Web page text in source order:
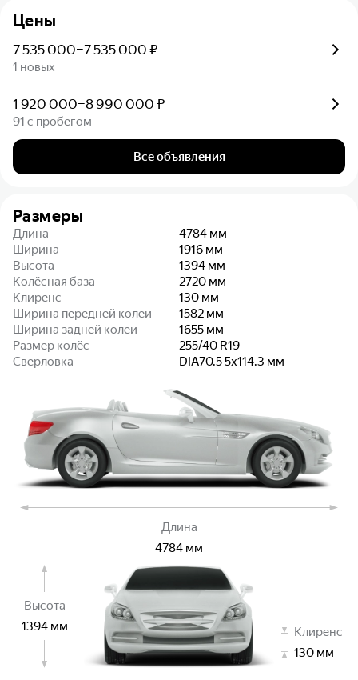
Цены
7 535 000–7 535 000 ₽
1 новых
1 920 000–8 990 000 ₽
91 с пробегом
Все объявления
Размеры
Длина 4784 мм
Ширина
1916 мм
Высота
1394 мм
Колёсная база
2720 мм
Клиренс
130 мм
Ширина передней колеи
1582 мм
Ширина задней колеи
1655 мм
Размер колёс
255/40 R19
Сверловка
DIA70.5 5x114.3 мм
Высота
1394 мм
Клиренс
130 мм
Длина
4784 мм